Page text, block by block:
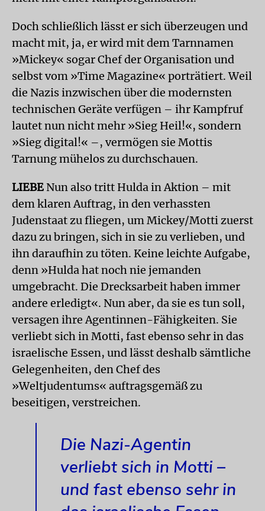
Doch schließlich lässt er sich überzeugen und
macht mit, ja, er wird mit dem Tarnnamen
»Mickey« sogar Chef der Organisation und
selbst vom »Time Magazine« porträtiert. Weil
die Nazis inzwischen über die modernsten
technischen Geräte verfügen – ihr Kampfruf
lautet nun nicht mehr »Sieg Heil!«, sondern
»Sieg digital!« –, vermögen sie Mottis
Tarnung mühelos zu durchschauen.
LIEBE Nun also tritt Hulda in Aktion – mit
dem klaren Auftrag, in den verhassten
Judenstaat zu fliegen, um Mickey/Motti zuerst
dazu zu bringen, sich in sie zu verlieben, und
ihn daraufhin zu töten. Keine leichte Aufgabe,
denn »Hulda hat noch nie jemanden
umgebracht. Die Drecksarbeit haben immer
andere erledigt«. Nun aber, da sie es tun soll,
versagen ihre Agentinnen-Fähigkeiten. Sie
verliebt sich in Motti, fast ebenso sehr in das
israelische Essen, und lässt deshalb sämtliche
Gelegenheiten, den Chef des
»Weltjudentums« auftragsgemäß zu
beseitigen, verstreichen.
Die Nazi-Agentin
verliebt sich in Motti –
und fast ebenso sehr in